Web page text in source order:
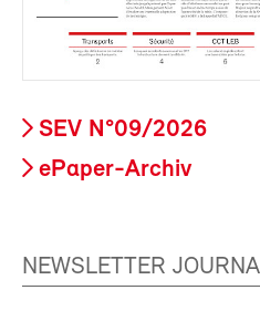
SEV N°09/2026
ePaper-Archiv
NEWSLETTER